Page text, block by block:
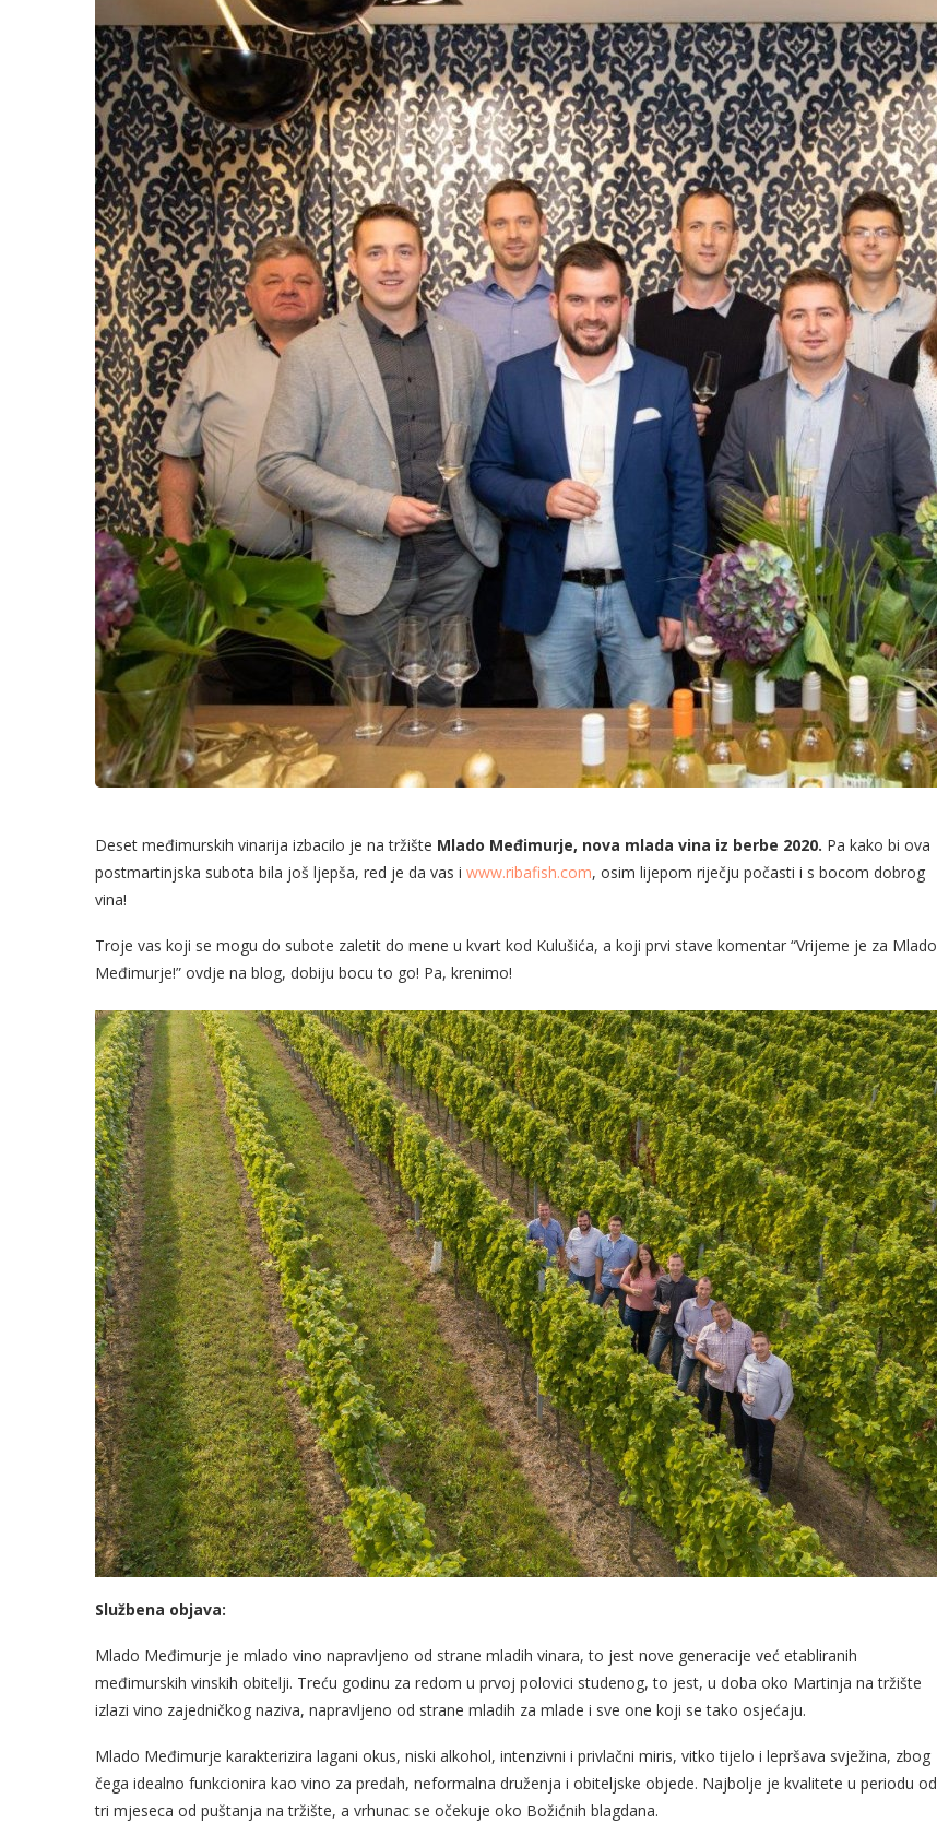
Deset međimurskih vinarija izbacilo je na tržište Mlado Međimurje, nova mlada vina iz berbe 2020. Pa kako bi ova
postmartinjska subota bila još ljepša, red je da vas i www.ribafish.com, osim lijepom riječju počasti i s bocom dobrog
vina!
Troje vas koji se mogu do subote zaletit do mene u kvart kod Kulušića, a koji prvi stave komentar “Vrijeme je za Mlado
Međimurje!” ovdje na blog, dobiju bocu to go! Pa, krenimo!
Službena objava:
Mlado Međimurje je mlado vino napravljeno od strane mladih vinara, to jest nove generacije već etabliranih
međimurskih vinskih obitelji. Treću godinu za redom u prvoj polovici studenog, to jest, u doba oko Martinja na tržište
izlazi vino zajedničkog naziva, napravljeno od strane mladih za mlade i sve one koji se tako osjećaju.
Mlado Međimurje karakterizira lagani okus, niski alkohol, intenzivni i privlačni miris, vitko tijelo i lepršava svježina, zbog
čega idealno funkcionira kao vino za predah, neformalna druženja i obiteljske objede. Najbolje je kvalitete u periodu od
tri mjeseca od puštanja na tržište, a vrhunac se očekuje oko Božićnih blagdana.